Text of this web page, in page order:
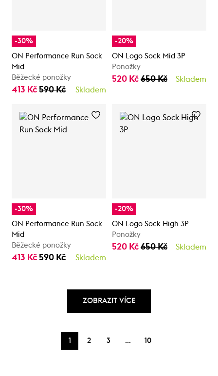
-30%
ON Performance Run Sock
Mid
Běžecké ponožky
413 Kč 590 Kč Skladem
-20%
ON Logo Sock Mid 3P
Ponožky
520 Kč 650 Kč Skladem
-30%
ON Performance Run Sock
Mid
Běžecké ponožky
413 Kč 590 Kč Skladem
-20%
ON Logo Sock High 3P
Ponožky
520 Kč 650 Kč Skladem
ZOBRAZIT VÍCE
1 2 3 … 10